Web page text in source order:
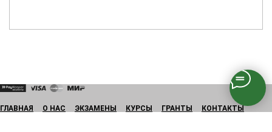
ГЛАВНАЯ О НАС ЭКЗАМЕНЫ КУРСЫ ГРАНТЫ
КОНТАКТЫ